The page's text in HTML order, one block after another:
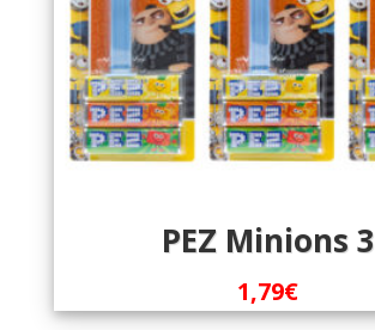
PEZ Minions 3
1,79€